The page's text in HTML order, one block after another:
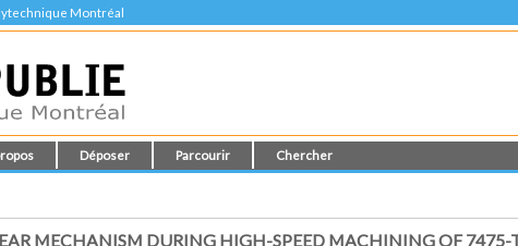
Montréal
Déposer Parcourir Chercher
MECHANISM DURING HIGH-SPEED MACHINING OF